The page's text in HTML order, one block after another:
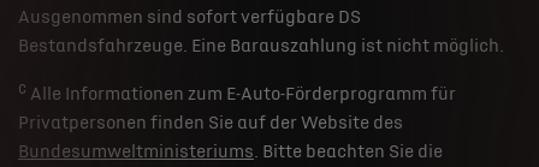
Ausgenommen sind sofort verfügbare DS
Bestandsfahrzeuge. Eine Barauszahlung ist nicht möglich.
c Alle Informationen zum E-Auto-Förderprogramm für
Privatpersonen finden Sie auf der Website des
Bundesumweltministeriums. Bitte beachten Sie die